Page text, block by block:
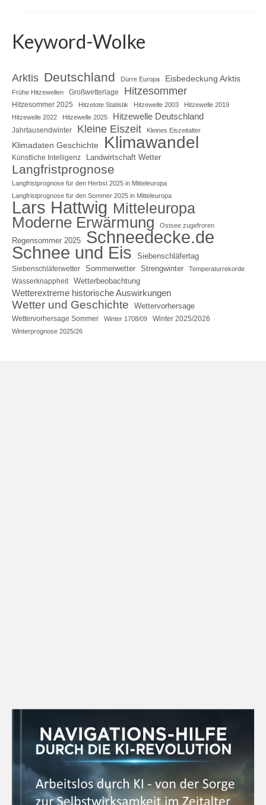
Keyword-Wolke
Arktis Deutschland Dürre Europa Eisbedeckung Arktis
Frühe Hitzewellen Großwetterlage Hitzesommer
Hitzesommer 2025 Hitzetote Statistik Hitzewelle 2003
Hitzewelle 2019
Hitzewelle 2022
Hitzewelle 2025 Hitzewelle Deutschland
Jahrtausendwinter Kleine Eiszeit Kleines Eiszeitalter
Klimadaten Geschichte Klimawandel
Künstliche Intelligenz Landwirtschaft Wetter
Langfristprognose
Langfristprognose für den Herbst 2025 in Mitteleuropa
Langfristprognose für den Sommer 2025 in Mitteleuropa
Lars Hattwig Mitteleuropa
Moderne Erwärmung Ostsee zugefroren
Regensommer 2025 Schneedecke.de
Schnee und Eis Siebenschläfertag
Siebenschläferwetter Sommerwetter Strengwinter Temperaturrekorde
Wasserknappheit Wetterbeobachtung
Wetterextreme historische Auswirkungen
Wetter und Geschichte Wettervorhersage
Wettervorhersage Sommer Winter 1708/09 Winter 2025/2026
Winterprognose 2025/26